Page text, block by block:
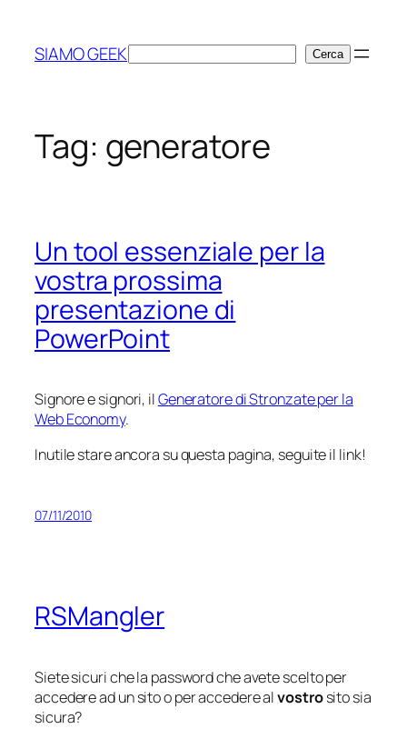
contenuto
SIAMO GEEKCerca Cerca
Tag: generatore
Un tool essenziale per la
vostra prossima
presentazione di
PowerPoint
Signore e signori, ilGeneratore di Stronzate per la
Web Economy.
Inutile stare ancora su questa pagina, seguite il link!
07/11/2010
RSMangler
Siete sicuri che la password che avete scelto per
accedere ad un sito o per accedere alvostrosito sia
sicura?